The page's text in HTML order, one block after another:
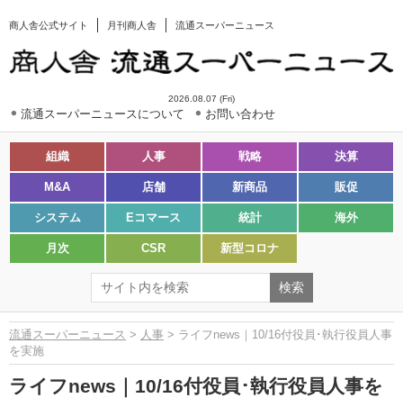
商人舎公式サイト 月刊商人舎 流通スーパーニュース
2026.08.07 (Fri)
流通スーパーニュースについて お問い合わせ
組織 人事 戦略 決算
M&A 店舗 新商品 販促
システム Eコマース 統計 海外
月次 CSR 新型コロナ
流通スーパーニュース > 人事 > ライフnews｜10/16付役員･執行役員人事
を実施
ライフnews｜10/16付役員･執行役員人事を